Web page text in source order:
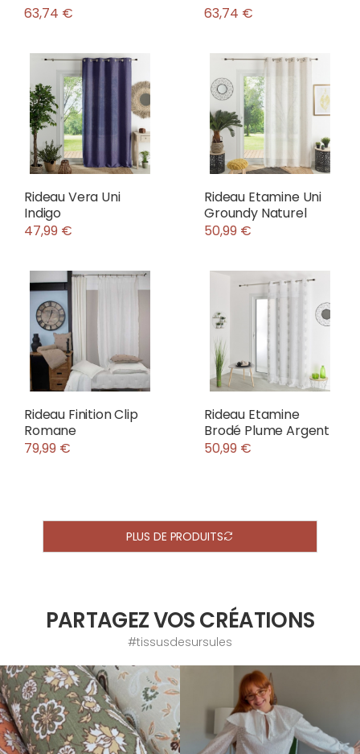
63,74 €
63,74 €
Rideau Vera Uni
Indigo
47,99 €
Rideau Etamine Uni
Groundy Naturel
50,99 €
Rideau Finition Clip
Romane
79,99 €
Rideau Etamine
Brodé Plume Argent
50,99 €
PLUS DE PRODUITS
PARTAGEZ VOS CRÉATIONS
#tissusdesursules